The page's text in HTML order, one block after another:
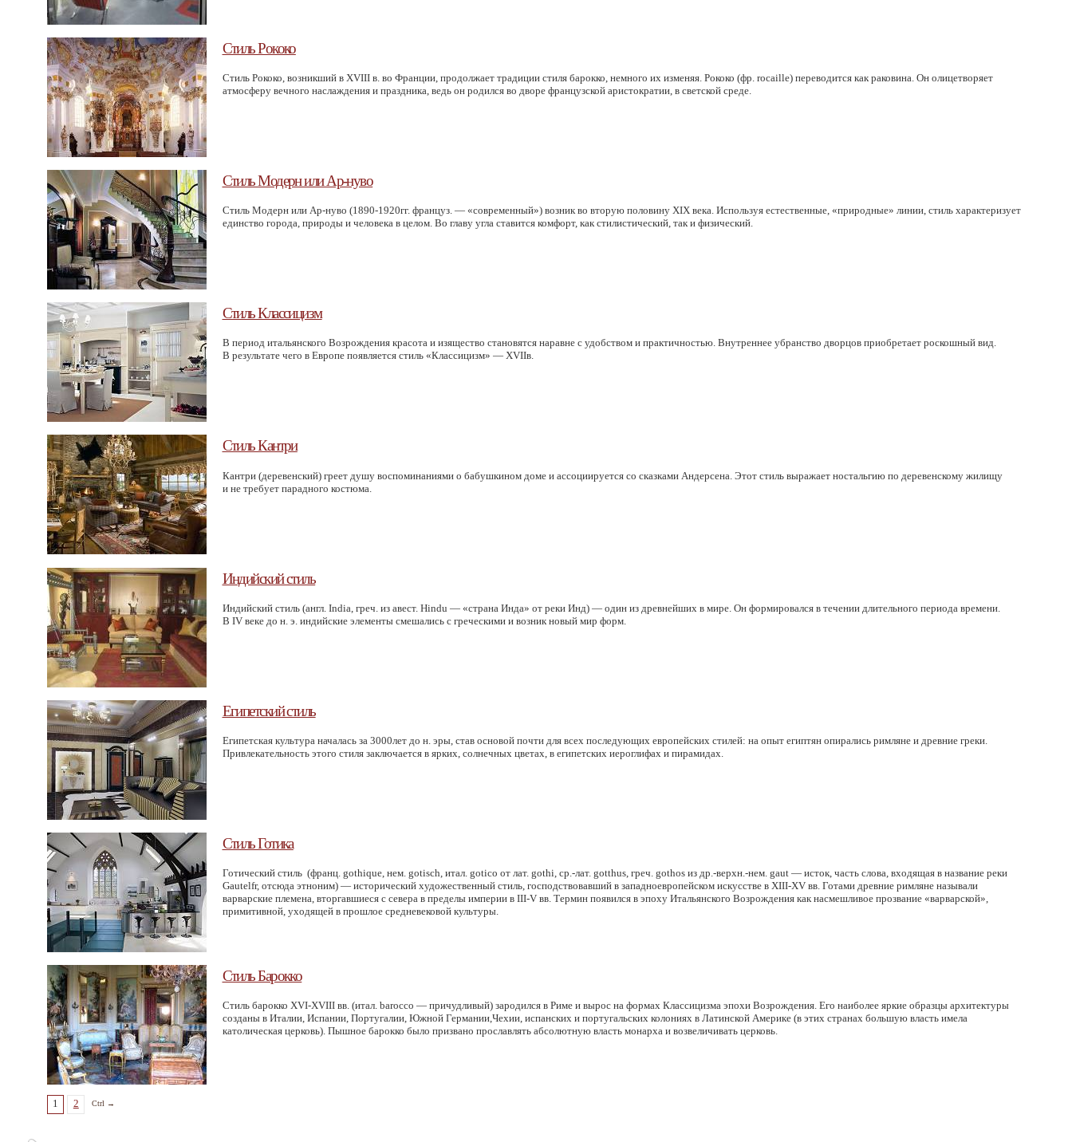
Стиль Рококо
Стиль Рококо, возникший в XVIII в. во Франции, продолжает традиции стиля барокко, немного их изменяя. Рококо (фр. rocaille) переводится как раковина. Он олицетворяет
атмосферу вечного наслаждения и праздника, ведь он родился во дворе французской аристократии, в светской среде.
Стиль Модерн или Ар-нуво
Стиль Модерн или Ар-нуво (1890-1920гг. француз. — «современный») возник во вторую половину XIX века. Используя естественные, «природные» линии, стиль характеризует
единство города, природы и человека в целом. Во главу угла ставится комфорт, как стилистический, так и физический.
Стиль Классицизм
В период итальянского Возрождения красота и изящество становятся наравне с удобством и практичностью. Внутреннее убранство дворцов приобретает роскошный вид.
В результате чего в Европе появляется стиль «Классицизм» — XVIIв.
Стиль Кантри
Кантри (деревенский) греет душу воспоминаниями о бабушкином доме и ассоциируется со сказками Андерсена. Этот стиль выражает ностальгию по деревенскому жилищу
и не требует парадного костюма.
Индийский стиль
Индийский стиль (англ. India, греч. из авест. Hindu — «страна Инда» от реки Инд) — один из древнейших в мире. Он формировался в течении длительного периода времени.
В IV веке до н. э. индийские элементы смешались с греческими и возник новый мир форм.
Египетский стиль
Египетская культура началась за 3000лет до н. эры, став основой почти для всех последующих европейских стилей: на опыт египтян опирались римляне и древние греки.
Привлекательность этого стиля заключается в ярких, солнечных цветах, в египетских иероглифах и пирамидах.
Стиль Готика
Готический стиль (франц. gothique, нем. gotisch, итал. gotico от лат. gothi, ср.-лат. gotthus, греч. gothos из др.-верхн.-нем. gaut — исток, часть слова, входящая в название реки
Gautelfr, отсюда этноним) — исторический художественный стиль, господствовавший в западноевропейском искусстве в XIII-XV вв. Готами древние римляне называли
варварские племена, вторгавшиеся с севера в пределы империи в III-V вв. Термин появился в эпоху Итальянского Возрождения как насмешливое прозвание «варварской»,
примитивной, уходящей в прошлое средневековой культуры.
Стиль Барокко
Стиль барокко XVI-XVIII вв. (итал. barocco — причудливый) зародился в Риме и вырос на формах Классицизма эпохи Возрождения. Его наиболее яркие образцы архитектуры
созданы в Италии, Испании, Португалии, Южной Германии,Чехии, испанских и португальских колониях в Латинской Америке (вэтих странах большую власть имела
католическая церковь). Пышное барокко было призвано прославлять абсолютную власть монарха и возвеличивать церковь.
1 2 Ctrl →